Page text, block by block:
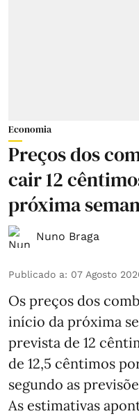
Economia
Preços dos
cair 12
próxima
Nuno Braga
Publicado a: 07 Agosto
Os preços dos
início da próxima
prevista de 12
de 12,5 cêntimos
segundo as
As estimativas